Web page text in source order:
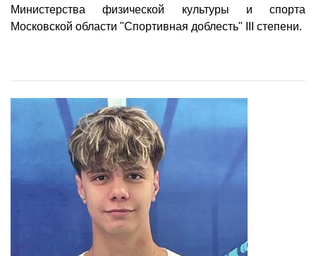
Министерства физической культуры и спорта
Московской области "Спортивная доблесть" III степени.